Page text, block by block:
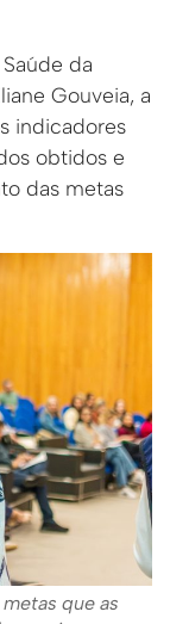
da
Gouveia, a
indicadores
obtidos e
das metas
que as